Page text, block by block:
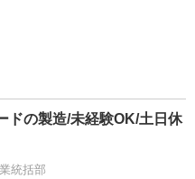
ドの製造/未経験OK/土日休
統括部